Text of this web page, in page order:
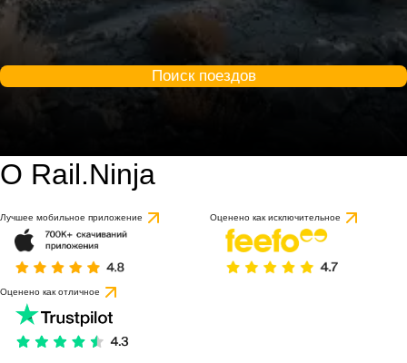
Поиск поездов
О Rail.Ninja
Лучшее мобильное приложение Оценено как исключительное
Оценено как отличное